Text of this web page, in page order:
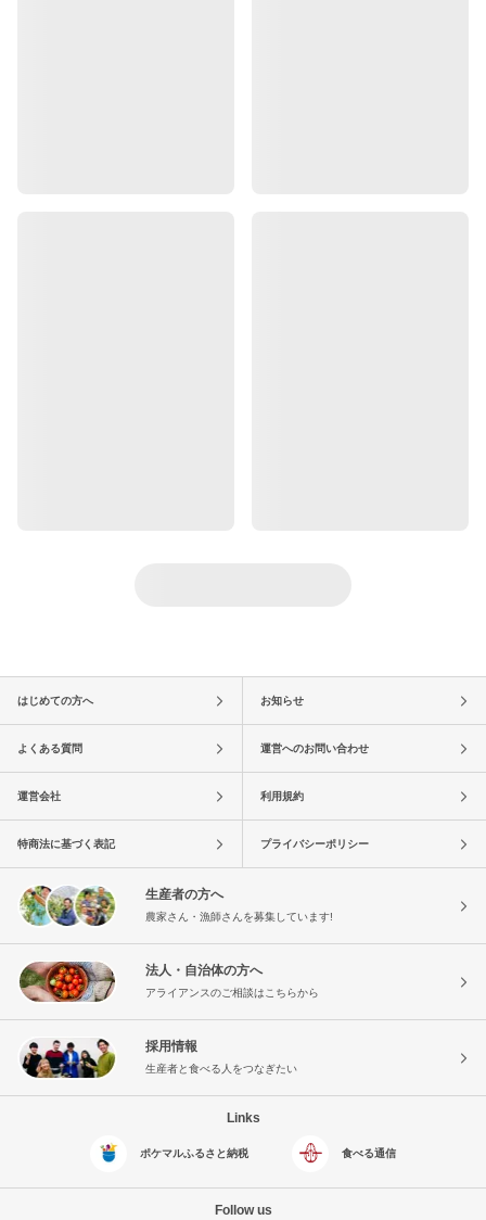
はじめての方へ お知らせ
よくある質問 運営へのお問い合わせ
運営会社 利用規約
特商法に基づく表記 プライバシーポリシー
生産者の方へ
農家さん・漁師さんを募集しています!
法人・自治体の方へ
アライアンスのご相談はこちらから
採用情報
生産者と食べる人をつなぎたい
Links
ポケマルふるさと納税 食べる通信
Follow us